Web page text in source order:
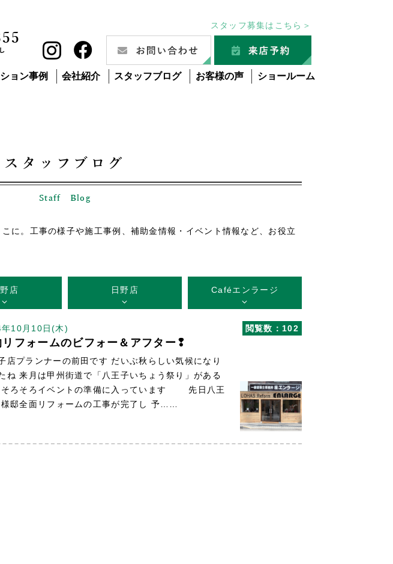
スタッフ募集はこちら＞
ョン事例 会社紹介 スタッフブログ お客様の声 ショールーム
スタッフブログ
Staff Blog
に。工事の様子や施工事例、補助金情報・イベント情報など、お役立
店 日野店 Caféエンラージ
閲覧数：102
10月10日(木)
リフォームのビフォー＆アフター❢
店プランナーの前田です だいぶ秋らしい気候になり
ね 来月は甲州街道で「八王子いちょう祭り」がある
そろそろイベントの準備に入っています 先日八王
邸全面リフォームの工事が完了し 予……